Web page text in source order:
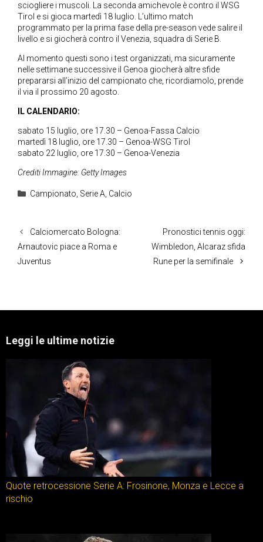
sciogliere i muscoli. La seconda amichevole è contro il WSG
Tirol e si gioca martedì 18 luglio. L’ultimo match
programmato per la prima fase della pre-season vede salire il
livello e si giocherà contro il Venezia, squadra di Serie B.
Al momento questi sono i test organizzati, ma sicuramente
nelle settimane successive il Genoa giocherà altre sfide
prepararsi all’inizio del campionato che, ricordiamolo, prende
il via il prossimo 20 agosto.
IL CALENDARIO:
sabato 15 luglio, ore 17.30 – Genoa-Fassa Calcio
martedì 18 luglio, ore 17.30 – Genoa-WSG Tirol
sabato 22 luglio, ore 17.30 – Genoa-Venezia
Crediti Immagine: Getty Images
Categorie
Campionato, Serie A, Calcio
Calciomercato Bologna:
Arnautovic piace a Roma e
Juventus
Pronostici tennis oggi:
Wimbledon, Alcaraz sfida
Rune per la semifinale
Leggi le ultime notizie
Quote retrocessione Serie A: Frosinone, Monza e Lecce a
rischio